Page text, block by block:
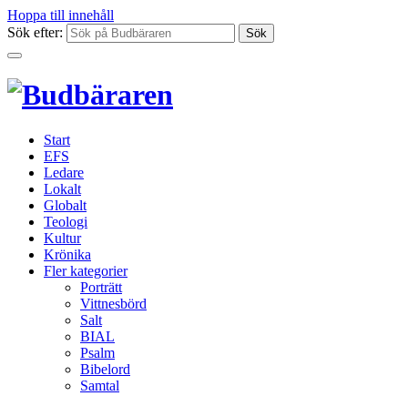
Hoppa till innehåll
Sök efter:
Start
EFS
Ledare
Lokalt
Globalt
Teologi
Kultur
Krönika
Fler kategorier
Porträtt
Vittnesbörd
Salt
BIAL
Psalm
Bibelord
Samtal